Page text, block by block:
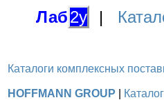
Лаб2у |
Каталоги комплексных
HOFFMANN GROUP